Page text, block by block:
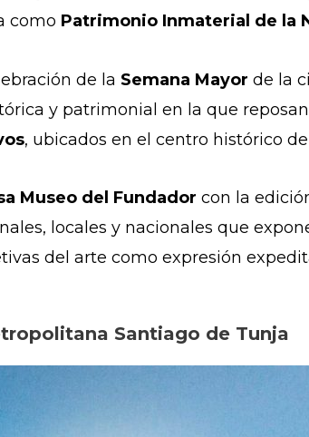
como Patrimonio Inmaterial de la
de la Semana Mayor de la
y patrimonial en la que
, ubicados en el centro histórico
Museo del Fundador con la
locales y nacionales que
del arte como expresión
Santiago de Tunja